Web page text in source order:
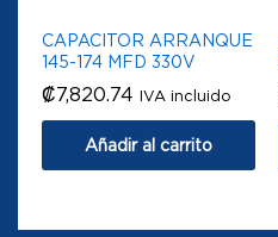
CAPACITOR ARRANQUE
145-174 MFD 330V
₡7,820.74 IVA incluido
Añadir al carrito